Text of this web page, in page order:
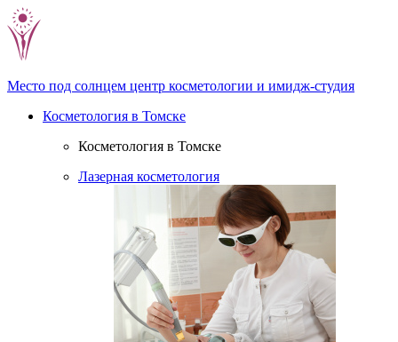
Место под солнцем центр косметологии и имидж-студия
Косметология в Томске
Косметология в Томске
Лазерная косметология